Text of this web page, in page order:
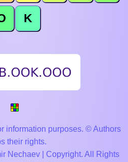
K
information purposes. © Authors
their rights.
Nechaev | Copyright. All Rights